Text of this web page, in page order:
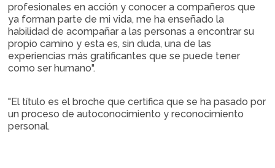
profesionales en acción y conocer a compañeros que
ya forman parte de mi vida, me ha enseñado la
habilidad de acompañar a las personas a encontrar su
propio camino y esta es, sin duda, una de las
experiencias más gratificantes que se puede tener
como ser humano".
"El título es el broche que certifica que se ha pasado por
un proceso de autoconocimiento y reconocimiento
personal.